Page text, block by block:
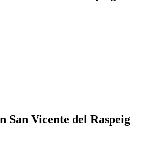
San Vicente del Raspeig